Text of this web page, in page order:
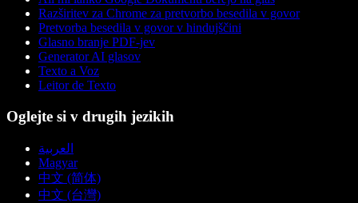
Razširitev za Chrome za pretvorbo besedila v govor
Pretvorba besedila v govor v hindujščini
Glasno branje PDF-jev
Generator AI glasov
Texto a Voz
Leitor de Texto
Oglejte si v drugih jezikih
العربية
Magyar
中文 (简体)
中文 (台灣)